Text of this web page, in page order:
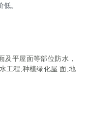
。
及平屋面等部位防水，
工程;种植绿化屋 面;地